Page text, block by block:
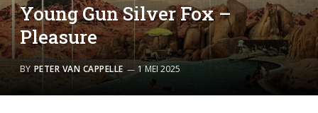
Young Gun Silver Fox –
Pleasure
BY PETER VAN CAPPELLE 1 MEI 2025